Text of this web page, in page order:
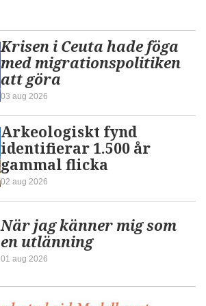
Krisen i Ceuta hade föga
med migrationspolitiken
att göra
03 aug 2026
Arkeologiskt fynd
identifierar 1.500 år
gammal flicka
02 aug 2026
När jag känner mig som
en utlänning
01 aug 2026